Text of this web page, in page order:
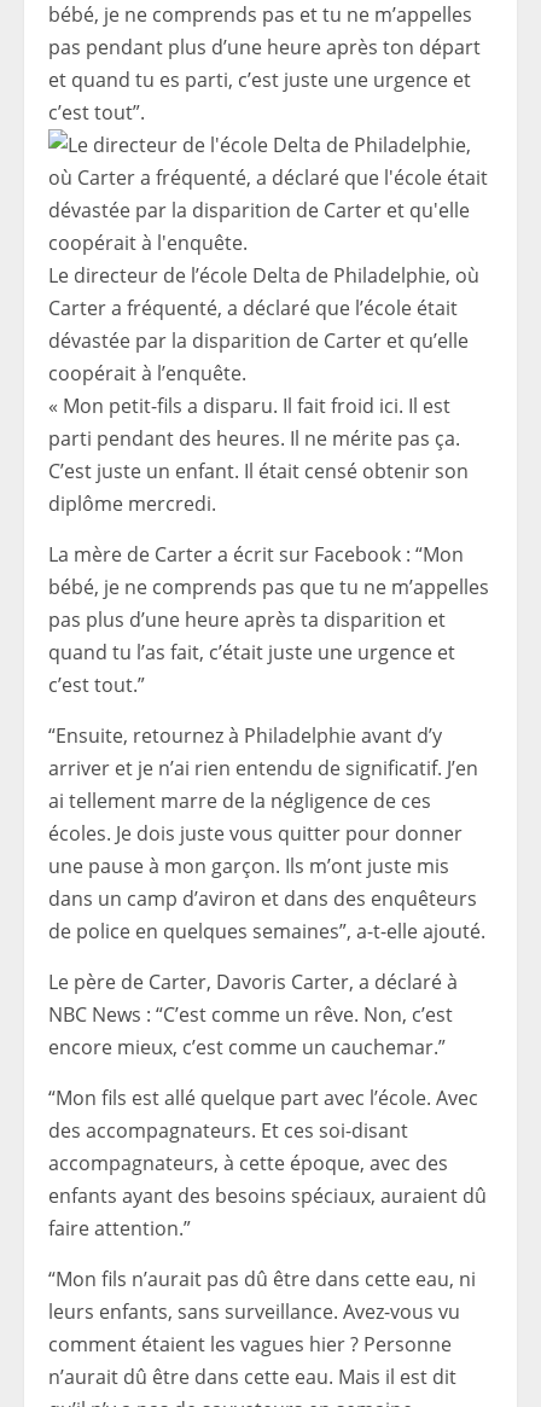
bébé, je ne comprends pas et tu ne m’appelles
pas pendant plus d’une heure après ton départ
et quand tu es parti, c’est juste une urgence et
c’est tout”.
Le directeur de l’école Delta de Philadelphie, où
Carter a fréquenté, a déclaré que l’école était
dévastée par la disparition de Carter et qu’elle
coopérait à l’enquête.
« Mon petit-fils a disparu. Il fait froid ici. Il est
parti pendant des heures. Il ne mérite pas ça.
C’est juste un enfant. Il était censé obtenir son
diplôme mercredi.
La mère de Carter a écrit sur Facebook : “Mon
bébé, je ne comprends pas que tu ne m’appelles
pas plus d’une heure après ta disparition et
quand tu l’as fait, c’était juste une urgence et
c’est tout.”
“Ensuite, retournez à Philadelphie avant d’y
arriver et je n’ai rien entendu de significatif. J’en
ai tellement marre de la négligence de ces
écoles. Je dois juste vous quitter pour donner
une pause à mon garçon. Ils m’ont juste mis
dans un camp d’aviron et dans des enquêteurs
de police en quelques semaines”, a-t-elle ajouté.
Le père de Carter, Davoris Carter, a déclaré à
NBC News : “C’est comme un rêve. Non, c’est
encore mieux, c’est comme un cauchemar.”
“Mon fils est allé quelque part avec l’école. Avec
des accompagnateurs. Et ces soi-disant
accompagnateurs, à cette époque, avec des
enfants ayant des besoins spéciaux, auraient dû
faire attention.”
“Mon fils n’aurait pas dû être dans cette eau, ni
leurs enfants, sans surveillance. Avez-vous vu
comment étaient les vagues hier ? Personne
n’aurait dû être dans cette eau. Mais il est dit